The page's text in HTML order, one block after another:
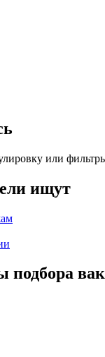
или
ищут